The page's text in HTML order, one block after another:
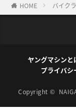
HOME バイク
ヤングマシンと
プライバシ
Copyright ©